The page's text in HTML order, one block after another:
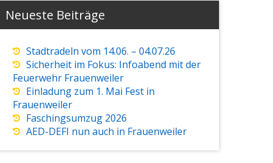
Neueste Beiträge
Stadtradeln vom 14.06. – 04.07.26
Sicherheit im Fokus: Infoabend mit der
Feuerwehr Frauenweiler
Einladung zum 1. Mai Fest in
Frauenweiler
Faschingsumzug 2026
AED-DEFI nun auch in Frauenweiler